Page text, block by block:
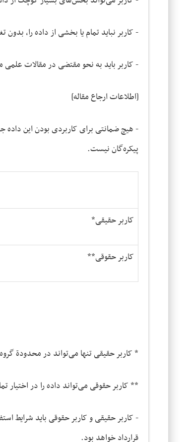
- کاربر نباید تمام یا بخشی از داده را، بدون
- کاربر باید به نحو مقتضی در مقالات علمی
[اطلاعات ارجاع مقاله]
- هیچ ضمانتی برای کاربردی بودن این
پیکره‌گان نیست.
کاربر حقیقی*
کاربر حقوقی**
* کاربر حقیقی تنها می‌تواند در محدودة
** کاربر حقوقی می‌تواند داده را در اختیار
- کاربر حقیقی و کاربر حقوقی باید شرایط
قرارداد خواهد بود.